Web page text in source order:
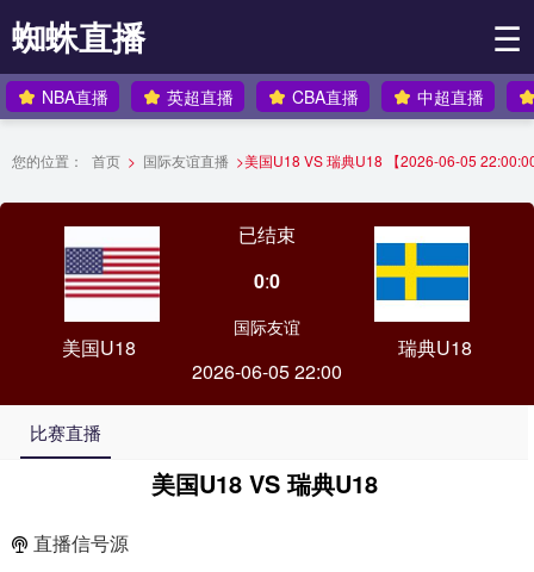
蜘蛛直播 ☰
NBA直播 英超直播 CBA直播 中超直播
您的位置： 首页 > 国际友谊直播 >美国U18 VS 瑞典U18 【2026-06-05
美国U18
已结束
0:0
国际友谊
2026-06-05 22:00
瑞典U18
比赛直播
美国U18 VS 瑞典U18
直播信号源